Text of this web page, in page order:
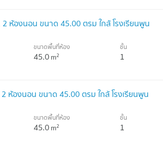
2 ห้องนอน ขนาด 45.00 ตรม ใกล้ โรงเรียนพูน
ขนาดพื้นที่ห้อง
45.0m2
ชั้น
1
2 ห้องนอน ขนาด 45.00 ตรม ใกล้ โรงเรียนพูน
ขนาดพื้นที่ห้อง
45.0m2
ชั้น
1